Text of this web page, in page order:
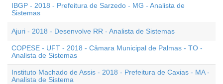
IBGP - 2018 - Prefeitura de Sarzedo - MG - Analista de
Sistemas
Ajuri - 2018 - Desenvolve RR - Analista de Sistemas
COPESE - UFT - 2018 - Câmara Municipal de Palmas - TO -
Analista de Sistemas
Instituto Machado de Assis - 2018 - Prefeitura de Caxias - MA -
Analista de Sistema